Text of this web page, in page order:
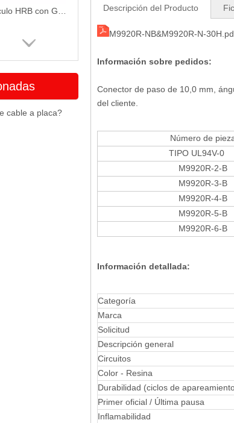
cable a placa?
Descripción del Producto
M9920R-NB&M9920R-N-
Información sobre pedidos:
Conector de paso de 10,0 mm,
del cliente.
Número de
TIPO UL94V-0
M9920R-2-B
M9920R-3-B
M9920R-4-B
M9920R-5-B
M9920R-6-B
Información detallada:
Categoría
Marca
Solicitud
Descripción general
Circuitos
Color - Resina
Durabilidad (ciclos de
Primer oficial / Última pausa
Inflamabilidad